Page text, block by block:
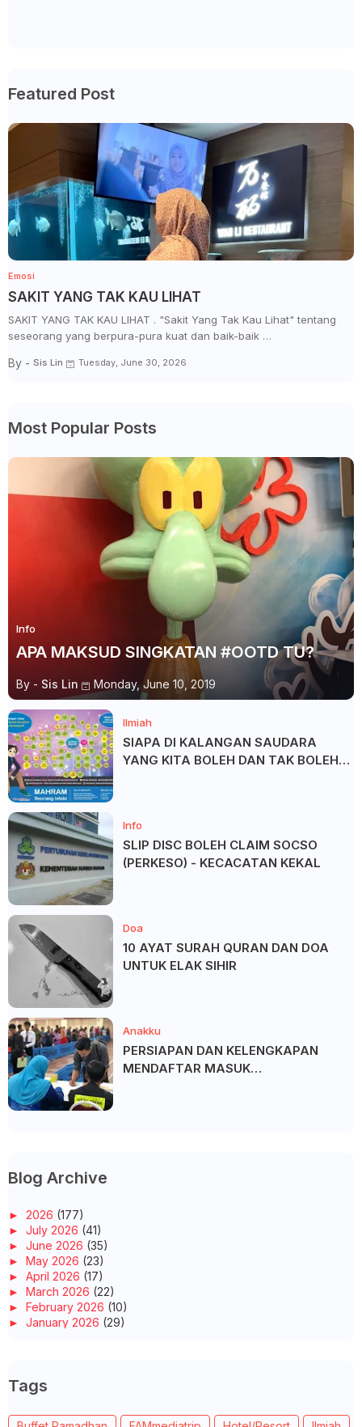
Featured Post
Emosi
SAKIT YANG TAK KAU LIHAT
SAKIT YANG TAK KAU LIHAT . "Sakit Yang Tak Kau Lihat" tentang
seseorang yang berpura-pura kuat dan baik-baik …
By - Sis Lin Tuesday, June 30, 2026
Most Popular Posts
Info
APA MAKSUD SINGKATAN #OOTD TU?
By - Sis Lin Monday, June 10, 2019
Ilmiah
SIAPA DI KALANGAN SAUDARA
YANG KITA BOLEH DAN TAK BOLEH
Info
SLIP DISC BOLEH CLAIM SOCSO
(PERKESO) - KECACATAN KEKAL
Doa
10 AYAT SURAH QURAN DAN DOA
UNTUK ELAK SIHIR
Anakku
PERSIAPAN DAN KELENGKAPAN
MENDAFTAR MASUK
Blog Archive
► 2026 (177)
► July 2026 (41)
► June 2026 (35)
► May 2026 (23)
► April 2026 (17)
► March 2026 (22)
► February 2026 (10)
► January 2026 (29)
►October 2025
September 2025
►August 2025(6)
Tags